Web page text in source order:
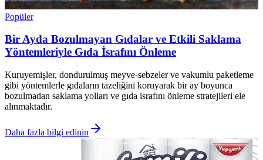
Popüler
Bir Ayda Bozulmayan Gıdalar ve Etkili Saklama
Yöntemleriyle Gıda İsrafını Önleme
Kuruyemişler, dondurulmuş meyve-sebzeler ve vakumlu paketleme
gibi yöntemlerle gıdaların tazeliğini koruyarak bir ay boyunca
bozulmadan saklama yolları ve gıda israfını önleme stratejileri ele
alınmaktadır.
Daha fazla bilgi edinin